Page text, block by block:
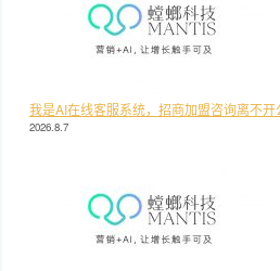
我是AI在线客服系统，招商加盟咨询离不
2026.8.7